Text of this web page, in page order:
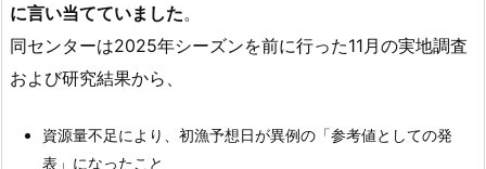
に言い当てていました。
同センターは2025年シーズンを前に行った11月の実地調査
および研究結果から、
資源量不足により、初漁予想日が異例の「参考値としての発
表」になったこと